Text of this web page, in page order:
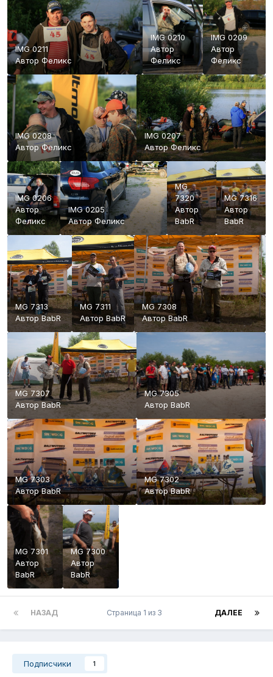
IMG 0211
Автор Феликс
IMG 0210
Автор
Феликс
IMG 0209
Автор
Феликс
IMG 0208
АвторФеликс
IMG 0207
АвторФеликс
IMG 0206
Автор
Феликс
IMG 0205
АвторФеликс
MG
7320
Автор
BabR
MG 7316
Автор
BabR
MG 7313
АвторBabR
MG 7311
АвторBabR
MG 7308
АвторBabR
MG 7307
Автор BabR
MG 7305
Автор BabR
MG 7303
АвторBabR
MG 7302
АвторBabR
MG 7301
Автор
BabR
MG 7300
Автор
BabR
НАЗАД ДАЛЕЕ
Страница 1 из 3
Подписчики 1